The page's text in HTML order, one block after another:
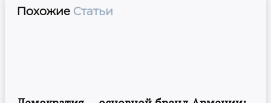
Похожие Статьи